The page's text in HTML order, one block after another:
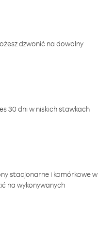
dzwonić na dowolny
30 dni w niskich stawkach
stacjonarne i komórkowe w
na wykonywanych